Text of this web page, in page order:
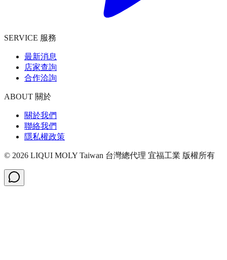
SERVICE 服務
最新消息
店家查詢
合作洽詢
ABOUT 關於
關於我們
聯絡我們
隱私權政策
© 2026 LIQUI MOLY Taiwan 台灣總代理 宜福工業 版權所有